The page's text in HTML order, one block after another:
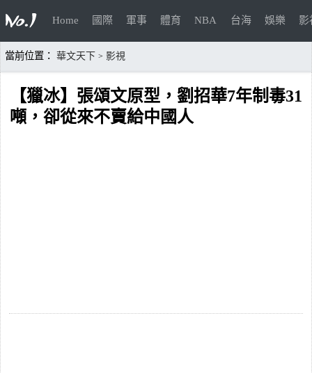
Home 國際 軍事 體育 NBA 台海 娛樂 影
當前位置： 華文天下 > 影視
【獵冰】張頌文原型，劉招華7年制毒31
噸，卻從來不賣給中國人